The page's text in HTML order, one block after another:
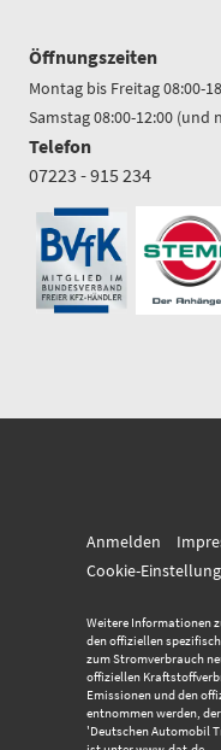
Öffnungszeiten
Montag bis Freitag 08:00-
Samstag 08:00-12:00 (und
Telefon
07223 - 915 234
Anmelden
Cookie-
Weitere Informationen
den offiziellen
zum Stromverbrauch
offiziellen
Emissionen und den
entnommen werden,
'Deutschen Automobil